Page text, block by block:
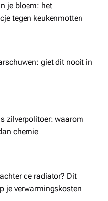
je bloem: het
tegen keukenmotten
giet dit nooit in
zilverpolitoer: waarom
chemie
de radiator? Dit
je verwarmingskosten